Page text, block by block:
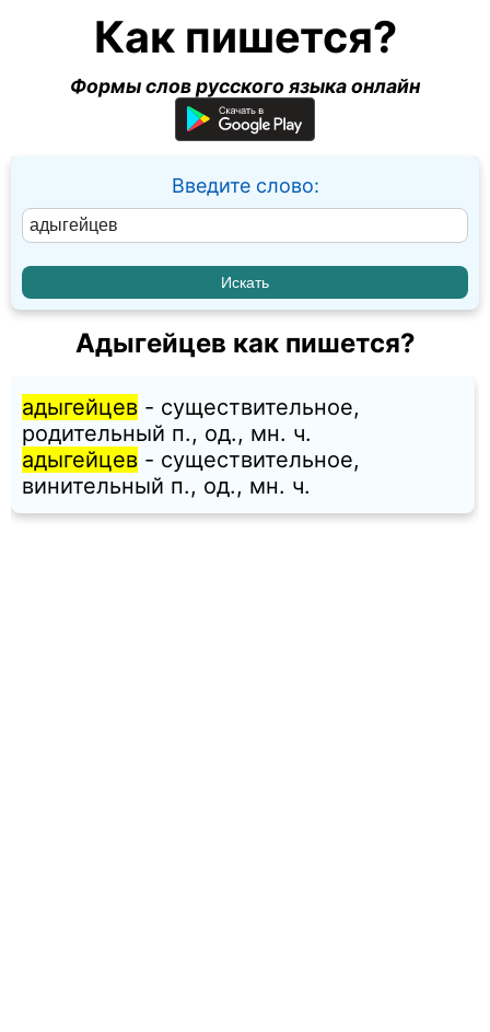
Как пишется?
Формы слов русского языка онлайн
Введите слово:
Адыгейцев как пишется?
адыгейцев - существительное,
родительный п., од., мн. ч.
адыгейцев - существительное,
винительный п., од., мн. ч.